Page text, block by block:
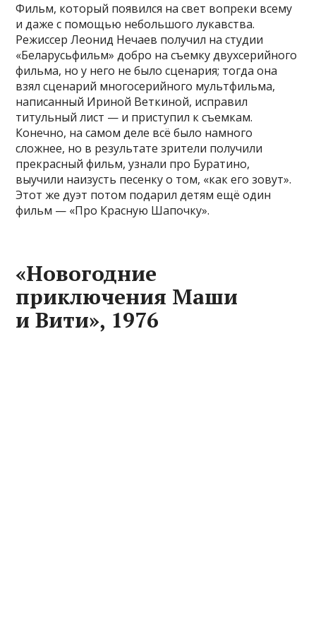
Фильм, который появился на свет вопреки всему
и даже с помощью небольшого лукавства.
Режиссер Леонид Нечаев получил на студии
«Беларусьфильм» добро на съемку двухсерийного
фильма, но у него не было сценария; тогда она
взял сценарий многосерийного мультфильма,
написанный Ириной Веткиной, исправил
титульный лист — и приступил к съемкам.
Конечно, на самом деле всё было намного
сложнее, но в результате зрители получили
прекрасный фильм, узнали про Буратино,
выучили наизусть песенку о том, «как его зовут».
Этот же дуэт потом подарил детям ещё один
фильм — «Про Красную Шапочку».
«Новогодние
приключения Маши
и Вити», 1976